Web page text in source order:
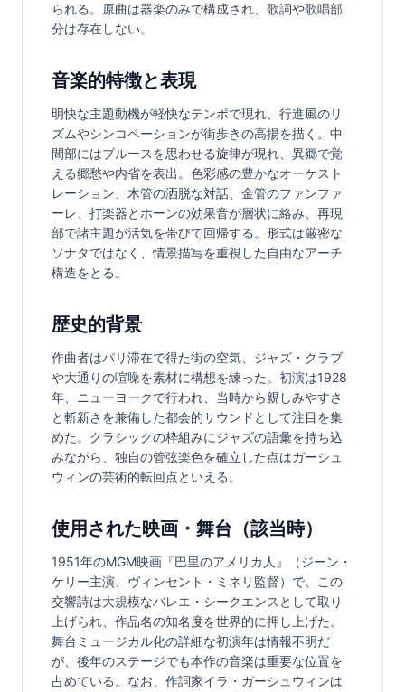
られる。原曲は器楽のみで構成され、歌詞や歌唱部
分は存在しない。
音楽的特徴と表現
明快な主題動機が軽快なテンポで現れ、行進風のリ
ズムやシンコペーションが街歩きの高揚を描く。中
間部にはブルースを思わせる旋律が現れ、異郷で覚
える郷愁や内省を表出。色彩感の豊かなオーケスト
レーション、木管の洒脱な対話、金管のファンファ
ーレ、打楽器とホーンの効果音が層状に絡み、再現
部で諸主題が活気を帯びて回帰する。形式は厳密な
ソナタではなく、情景描写を重視した自由なアーチ
構造をとる。
歴史的背景
作曲者はパリ滞在で得た街の空気、ジャズ・クラブ
や大通りの喧噪を素材に構想を練った。初演は1928
年、ニューヨークで行われ、当時から親しみやすさ
と斬新さを兼備した都会的サウンドとして注目を集
めた。クラシックの枠組みにジャズの語彙を持ち込
みながら、独自の管弦楽色を確立した点はガーシュ
ウィンの芸術的転回点といえる。
使用された映画・舞台（該当時）
1951年のMGM映画『巴里のアメリカ人』（ジーン・
ケリー主演、ヴィンセント・ミネリ監督）で、この
交響詩は大規模なバレエ・シークエンスとして取り
上げられ、作品名の知名度を世界的に押し上げた。
舞台ミュージカル化の詳細な初演年は情報不明だ
が、後年のステージでも本作の音楽は重要な位置を
占めている。なお、作詞家イラ・ガーシュウィンは